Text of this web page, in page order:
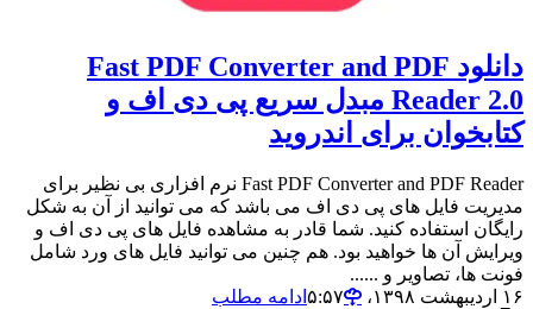
دانلود Fast PDF Converter and PDF
Reader 2.0 مبدل سریع پی دی اف و
کتابخوان برای اندروید
Fast PDF Converter and PDF Reader نرم افزاری بی نظیر برای
مدیریت فایل های پی دی اف می باشد که می توانید از آن به شکل
رایگان استفاده کنید. شما قادر به مشاهده فایل های پی دی اف و
ویرایش آن ها خواهید بود. هم چنین می توانید فایل های ورد شامل
فونت ها، تصاویر و ......
۱۶ اردیبهشت ۱۳۹۸،‏ ۵:۵۷
ادامه مطلب